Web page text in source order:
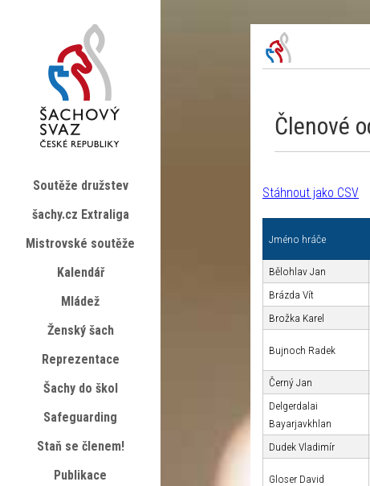
Členové
Stáhnout jako CSV
Jméno hráče
Bělohlav Jan
Brázda Vít
Brožka Karel
Bujnoch Radek
Černý Jan
Delgerdalai
Bayarjavkhlan
Dudek Vladimír
Gloser David
Soutěže družstev
šachy.cz Extraliga
Mistrovské soutěže
Kalendář
Mládež
Ženský šach
Reprezentace
Šachy do škol
Safeguarding
Staň se členem!
Publikace